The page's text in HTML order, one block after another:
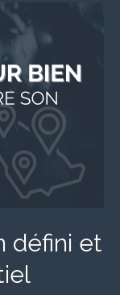
défini et